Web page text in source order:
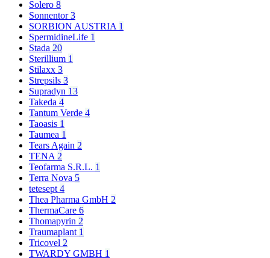
Solero 8
Sonnentor3
SORBION AUSTRIA 1
SpermidineLife 1
Stada 20
Sterillium 1
Stilaxx 3
Strepsils 3
Supradyn 13
Takeda 4
Tantum Verde 4
Taoasis 1
Taumea 1
Tears Again 2
TENA 2
Teofarma S.R.L. 1
Terra Nova 5
tetesept 4
Thea Pharma GmbH 2
ThermaCare 6
Thomapyrin 2
Traumaplant 1
Tricovel 2
TWARDY GMBH 1